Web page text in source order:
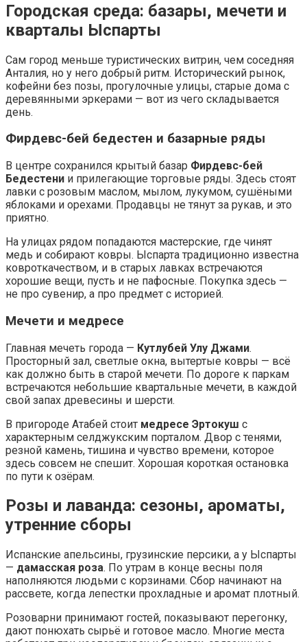
Городская среда: базары, мечети и
кварталы Ыспарты
Сам город меньше туристических витрин, чем соседняя
Анталия, но у него добрый ритм. Исторический рынок,
кофейни без позы, прогулочные улицы, старые дома с
деревянными эркерами — вот из чего складывается
день.
Фирдевс-бей бедестен и базарные ряды
В центре сохранился крытый базар Фирдевс-бей
Бедестени и прилегающие торговые ряды. Здесь стоят
лавки с розовым маслом, мылом, лукумом, сушёными
яблоками и орехами. Продавцы не тянут за рукав, и это
приятно.
На улицах рядом попадаются мастерские, где чинят
медь и собирают ковры. Ыспарта традиционно известна
ковроткачеством, и в старых лавках встречаются
хорошие вещи, пусть и не пафосные. Покупка здесь —
не про сувенир, а про предмет с историей.
Мечети и медресе
Главная мечеть города — Кутлубей Улу Джами.
Просторный зал, светлые окна, вытертые ковры — всё
как должно быть в старой мечети. По дороге к паркам
встречаются небольшие квартальные мечети, в каждой
свой запах древесины и шерсти.
В пригороде Атабей стоит медресе Эртокуш с
характерным селджукским порталом. Двор с тенями,
резной камень, тишина и чувство времени, которое
здесь совсем не спешит. Хорошая короткая остановка
по пути к озёрам.
Розы и лаванда: сезоны, ароматы,
утренние сборы
Испанские апельсины, грузинские персики, а у Ыспарты
— дамасская роза. По утрам в конце весны поля
наполняются людьми с корзинами. Сбор начинают на
рассвете, когда лепестки прохладные и аромат плотный.
Розоварни принимают гостей, показывают перегонку,
дают понюхать сырьё и готовое масло. Многие места